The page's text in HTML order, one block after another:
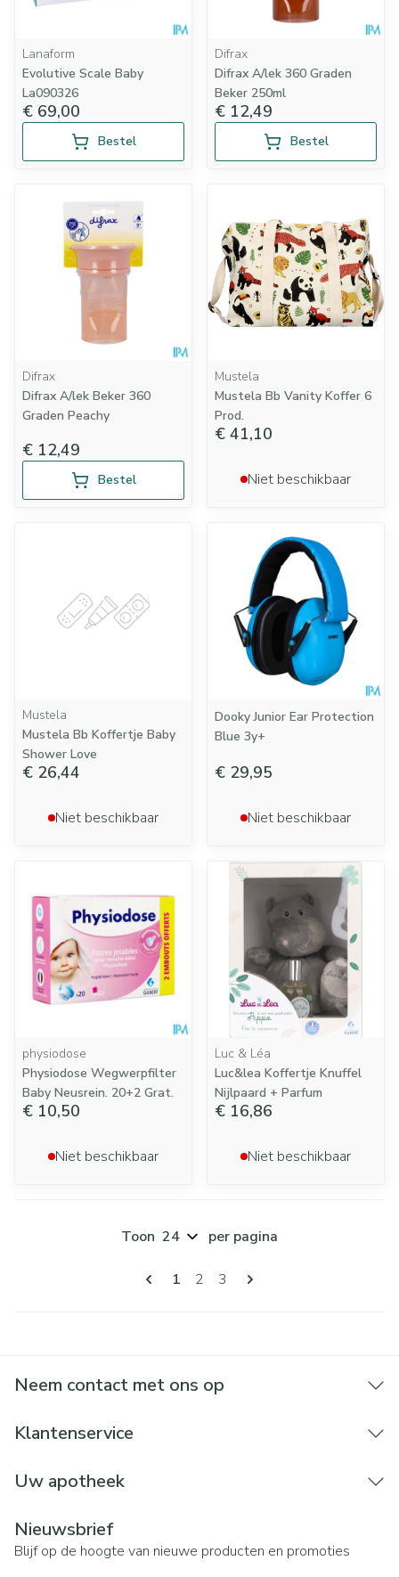
Lanaform
Evolutive Scale Baby
La090326
€ 69,00
Bestel
Difrax
Difrax A/lek 360 Graden
Beker 250ml
€ 12,49
Bestel
Difrax
Difrax A/lek Beker 360
Graden Peachy
€ 12,49
Bestel
Mustela
Mustela Bb Vanity Koffer 6
Prod.
€ 41,10
Niet beschikbaar
Mustela
Mustela Bb Koffertje Baby
Shower Love
€ 26,44
Niet beschikbaar
Dooky Junior Ear Protection
Blue 3y+
€ 29,95
Niet beschikbaar
physiodose
Physiodose Wegwerpfilter
Baby Neusrein. 20+2 Grat.
€ 10,50
Niet beschikbaar
Luc & Léa
Luc&lea Koffertje Knuffel
Nijlpaard + Parfum
€ 16,86
Niet beschikbaar
Pagina's
U lees momenteel pagina
1 Pagina
2 Pagina
3
Toon per pagina
Neem contact met ons op
Klantenservice
Uw apotheek
Nieuwsbrief
Blijf op de hoogte van nieuwe producten en promoties